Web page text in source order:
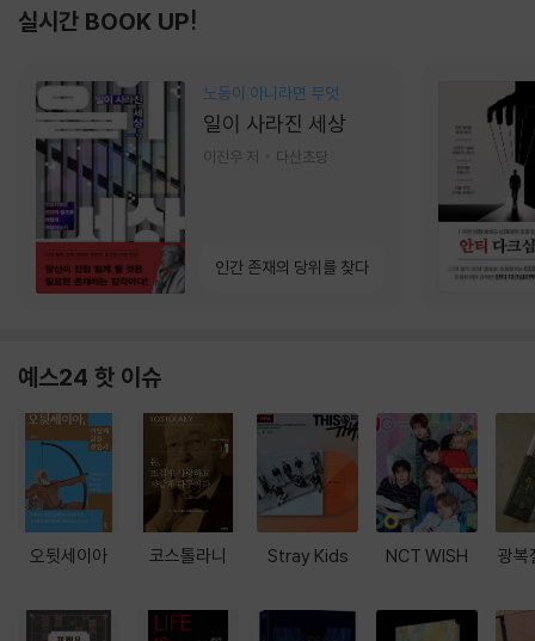
실시간 BOOK UP!
노동이 아니라면 무엇
일이 사라진 세상
이진우 저 다산초당
인간 존재의 당위를 찾다
예스24 핫 이슈
오뒷세이아 코스톨라니 Stray Kids NCT WISH 광복